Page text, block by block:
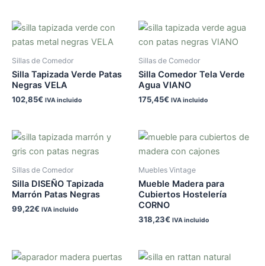
Sillas de Comedor
Silla Tapizada Verde Patas
Negras VELA
102,85€ IVA incluido
Sillas de Comedor
Silla Comedor Tela Verde
Agua VIANO
175,45€ IVA incluido
Sillas de Comedor
Silla DISEÑO Tapizada
Marrón Patas Negras
99,22€ IVA incluido
Muebles Vintage
Mueble Madera para
Cubiertos Hostelería
CORNO
318,23€ IVA incluido